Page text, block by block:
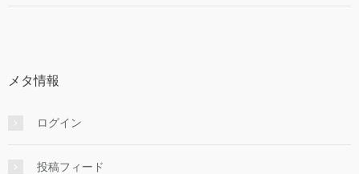
メタ情報
ログイン
投稿フィード